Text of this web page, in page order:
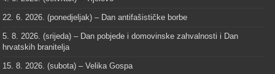
22. 6. 2026. (ponedjeljak) – Dan antifašističke borbe
5. 8. 2026. (srijeda) – Dan pobjede i domovinske zahvalnosti i Dan
hrvatskih branitelja
15. 8. 2026. (subota) – Velika Gospa